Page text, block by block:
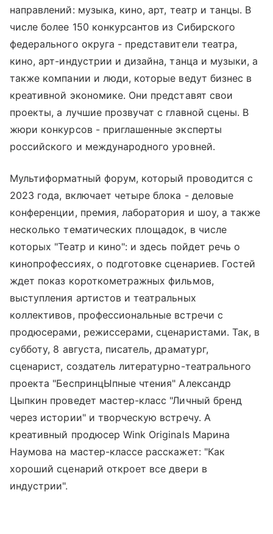
направлений: музыка, кино, арт, театр и танцы. В
числе более 150 конкурсантов из Сибирского
федерального округа - представители театра,
кино, арт-индустрии и дизайна, танца и музыки, а
также компании и люди, которые ведут бизнес в
креативной экономике. Они представят свои
проекты, а лучшие прозвучат с главной сцены. В
жюри конкурсов - приглашенные эксперты
российского и международного уровней.
Мультиформатный форум, который проводится с
2023 года, включает четыре блока - деловые
конференции, премия, лаборатория и шоу, а также
несколько тематических площадок, в числе
которых "Театр и кино": и здесь пойдет речь о
кинопрофессиях, о подготовке сценариев. Гостей
ждет показ короткометражных фильмов,
выступления артистов и театральных
коллективов, профессиональные встречи с
продюсерами, режиссерами, сценаристами. Так, в
субботу, 8 августа, писатель, драматург,
сценарист, создатель литературно-театрального
проекта "БеспринцЫпные чтения" Александр
Цыпкин проведет мастер-класс "Личный бренд
через истории" и творческую встречу. А
креативный продюсер Wink Originals Марина
Наумова на мастер-классе расскажет: "Как
хороший сценарий откроет все двери в
индустрии".